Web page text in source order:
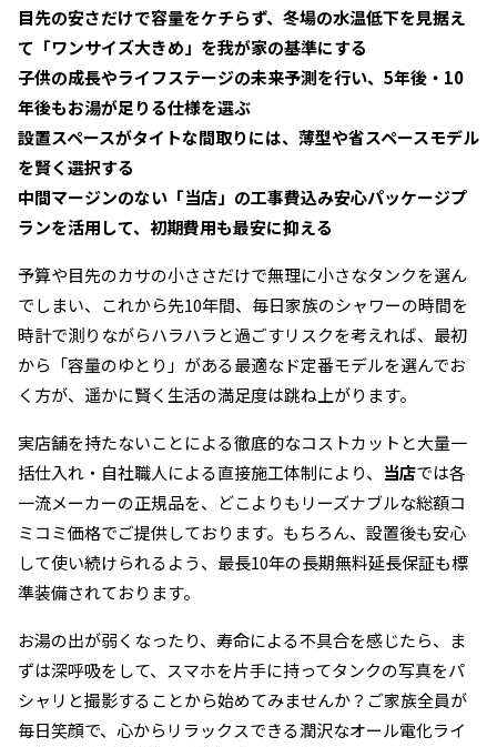
目先の安さだけで容量をケチらず、冬場の水温低下を見据え
て「ワンサイズ大きめ」を我が家の基準にする
子供の成長やライフステージの未来予測を行い、5年後・10
年後もお湯が足りる仕様を選ぶ
設置スペースがタイトな間取りには、薄型や省スペースモデル
を賢く選択する
中間マージンのない「当店」の工事費込み安心パッケージプ
ランを活用して、初期費用も最安に抑える
予算や目先のカサの小ささだけで無理に小さなタンクを選ん
でしまい、これから先10年間、毎日家族のシャワーの時間を
時計で測りながらハラハラと過ごすリスクを考えれば、最初
から「容量のゆとり」がある最適なド定番モデルを選んでお
く方が、遥かに賢く生活の満足度は跳ね上がります。
実店舗を持たないことによる徹底的なコストカットと大量一
括仕入れ・自社職人による直接施工体制により、 当店では各
一流メーカーの正規品を、どこよりもリーズナブルな総額コ
ミコミ価格でご提供しております。もちろん、設置後も安心
して使い続けられるよう、最長10年の長期無料延長保証も標
準装備されております。
お湯の出が弱くなったり、寿命による不具合を感じたら、ま
ずは深呼吸をして、スマホを片手に持ってタンクの写真をパ
シャリと撮影することから始めてみませんか？ご家族全員が
毎日笑顔で、心からリラックスできる潤沢なオール電化ライ